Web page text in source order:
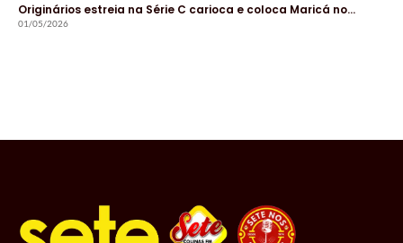
Originários estreia na Série C carioca e coloca Maricá no…
01/05/2026